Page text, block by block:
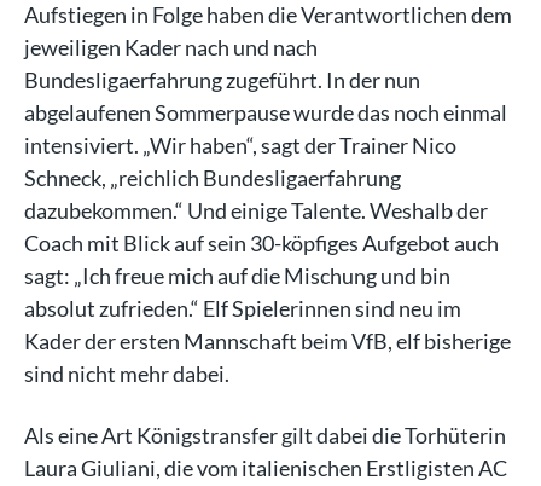
Aufstiegen in Folge haben die Verantwortlichen dem
jeweiligen Kader nach und nach
Bundesligaerfahrung zugeführt. In der nun
abgelaufenen Sommerpause wurde das noch einmal
intensiviert. „Wir haben“, sagt der Trainer Nico
Schneck, „reichlich Bundesligaerfahrung
dazubekommen.“ Und einige Talente. Weshalb der
Coach mit Blick auf sein 30-köpfiges Aufgebot auch
sagt: „Ich freue mich auf die Mischung und bin
absolut zufrieden.“ Elf Spielerinnen sind neu im
Kader der ersten Mannschaft beim VfB, elf bisherige
sind nicht mehr dabei.
Als eine Art Königstransfer gilt dabei die Torhüterin
Laura Giuliani, die vom italienischen Erstligisten AC